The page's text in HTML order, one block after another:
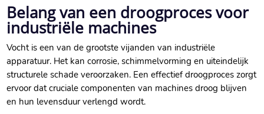
Belang van een droogproces voor
industriële machines
Vocht is een van de grootste vijanden van industriële
apparatuur.​ Het kan corrosie, schimmelvorming en uiteindelijk
structurele schade veroorzaken.​ Een effectief droogproces zorgt
ervoor dat cruciale componenten van machines droog blijven
en hun levensduur verlengd wordt.​